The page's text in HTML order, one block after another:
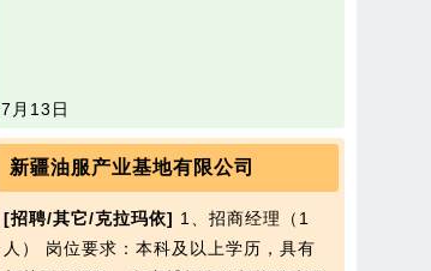
7月13日
新疆油服产业基地有限公司
[招聘/其它/克拉玛依] 1、招商经理（1
人） 岗位要求：本科及以上学历，具有